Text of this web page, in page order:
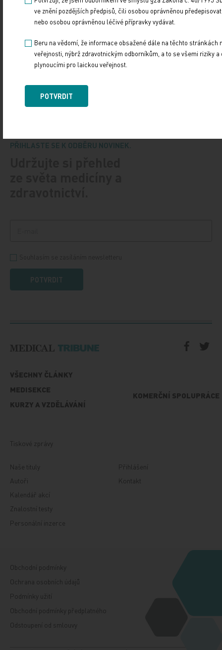
koordinátor péče. V zahraničí, například…
života pacientů jako rakovina prsu
19. 12. 2023
Polovina z nich pociťuje středně významné až významné
negativní ovlivnění kvality života…
PŘIHLASTE SE K ODBĚRU NOVINEK.
POTVRDIT
VŠECHNY ČLÁNKY
MEDISEKCE
KURZY A VZDĚLÁVÁNÍ
KOMERČNÍ SPOLUPRÁCE
Tiskové zprávy
Naše tituly
Autoři
Kalendář akcí
Znalostní testy
Personální inzerce
Přihlášení
Kontakt
Obchodní podmínky
Ochrana osobních údajů
Podmínky užití
Obchodní podmínky předplatného
Odstoupení od smlouvy
ve znění pozdějších předpisů, čili osobou oprávněnou
nebo osobou oprávněnou léčivé přípravky vydávat.
Beru na vědomí, že informace obsažené dále na těchto stránkách
veřejnosti, nýbrž zdravotnickým odborníkům, a to se všemi riziky a
plynoucími pro laickou veřejnost.
POTVRDIT